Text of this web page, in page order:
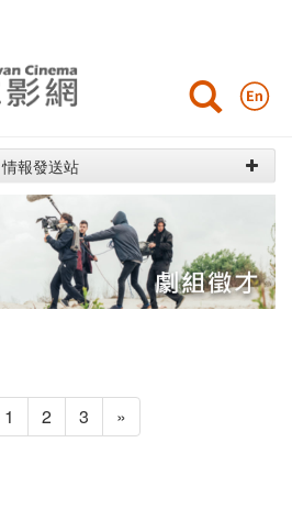
情報發送站
1 2 3 »